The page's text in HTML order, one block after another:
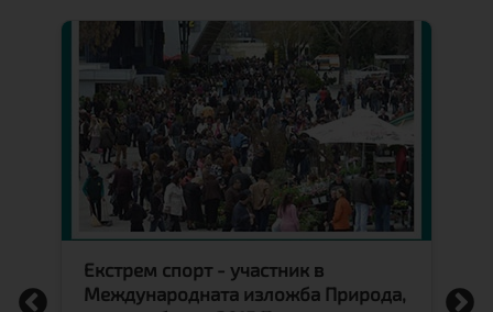
Екстрем спорт - участник в
Международната изложба Природа,